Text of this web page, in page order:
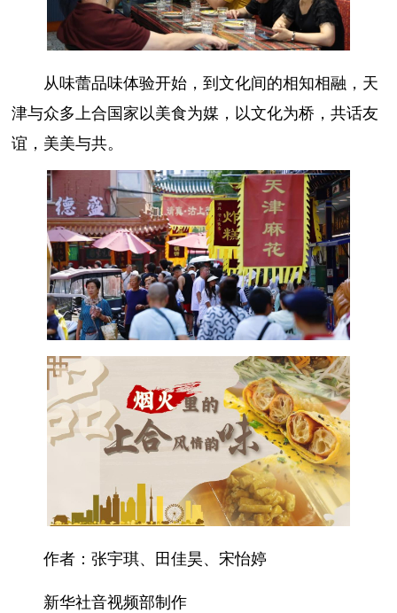
从味蕾品味体验开始，到文化间的相知相融，天
津与众多上合国家以美食为媒，以文化为桥，共话友
谊，美美与共。
作者：张宇琪、田佳昊、宋怡婷
新华社音视频部制作